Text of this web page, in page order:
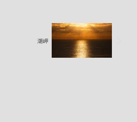
潮岬